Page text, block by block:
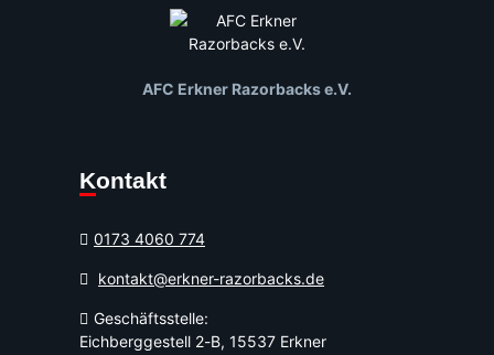
AFC Erkner Razorbacks e.V.
Kontakt
0173 4060 774
kontakt@erkner-razorbacks.de
Geschäftsstelle:
Eichberggestell 2-B, 15537 Erkner